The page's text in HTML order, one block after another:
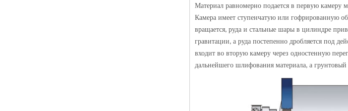
Материал равномерно подается в первую
Камера имеет ступенчатую или гофрированную
вращается, руда и стальные шары в цилиндре
гравитации, а руда постепенно дробляется под
входит во вторую камеру через одностенную
дальнейшего шлифования материала, а грунтовый